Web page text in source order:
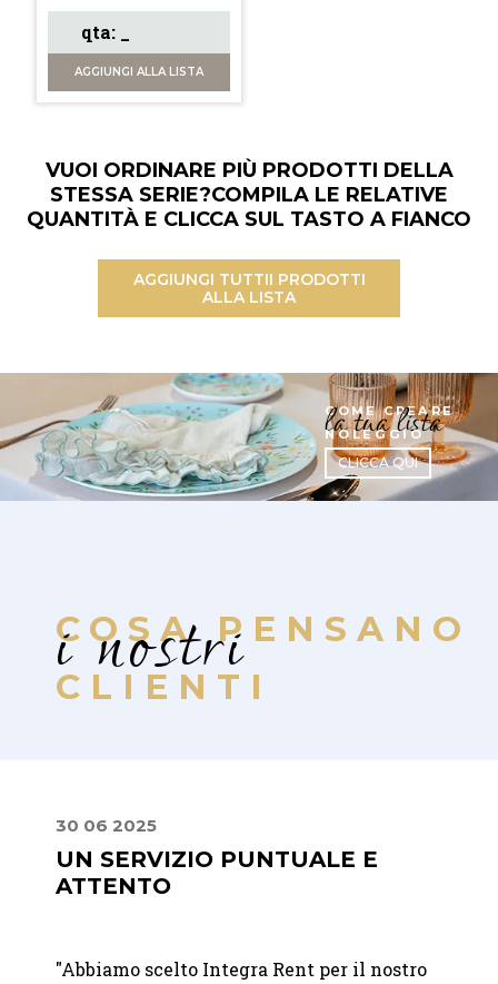
AGGIUNGIALLA LISTA
VUOI ORDINARE PIÙ PRODOTTI DELLA
STESSA SERIE?COMPILA LE RELATIVE
QUANTITÀ E CLICCA SUL TASTO A FIANCO
AGGIUNGI TUTTII PRODOTTI
ALLA LISTA
COME CREARE
la tua lista
NOLEGGIO
CLICCA QUI
COSA PENSANO
i nostri
CLIENTI
30 06 2025
UN SERVIZIO PUNTUALE E
ATTENTO
"Abbiamo scelto Integra Rent per il nostro